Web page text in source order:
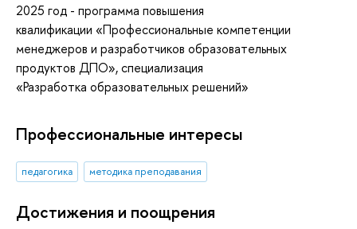
2025 год - программа повышения
квалификации «Профессиональные компетенции
менеджеров и разработчиков образовательных
продуктов ДПО», специализация
«Разработка образовательных решений»
Профессиональные интересы
педагогика методика преподавания
Достижения и поощрения